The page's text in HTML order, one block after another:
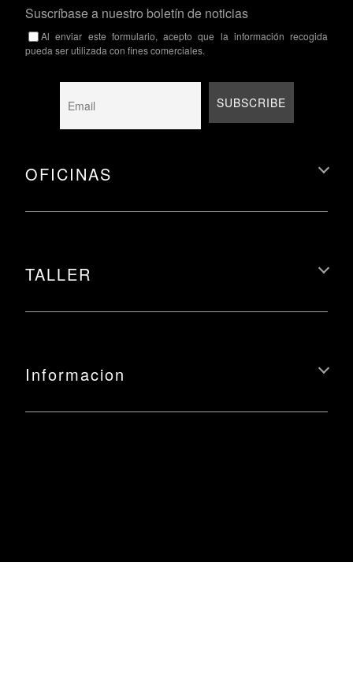
Suscríbase a nuestro boletín de noticias
Al enviar este formulario, acepto que la información recogida
pueda ser utilizada con fines comerciales.
OFICINAS
TALLER
Informacion